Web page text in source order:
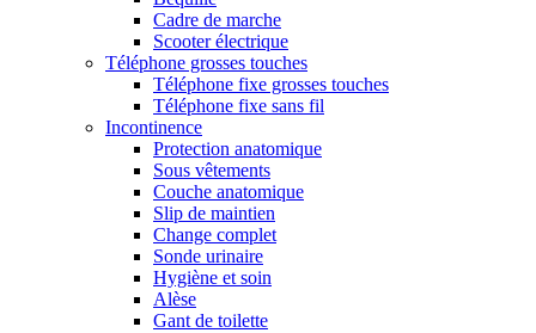
Cadre de marche
Scooter électrique
Téléphone grosses touches
Téléphone fixe grosses touches
Téléphone fixe sans fil
Incontinence
Protection anatomique
Sous vêtements
Couche anatomique
Slip de maintien
Change complet
Sonde urinaire
Hygiène et soin
Alèse
Gant de toilette